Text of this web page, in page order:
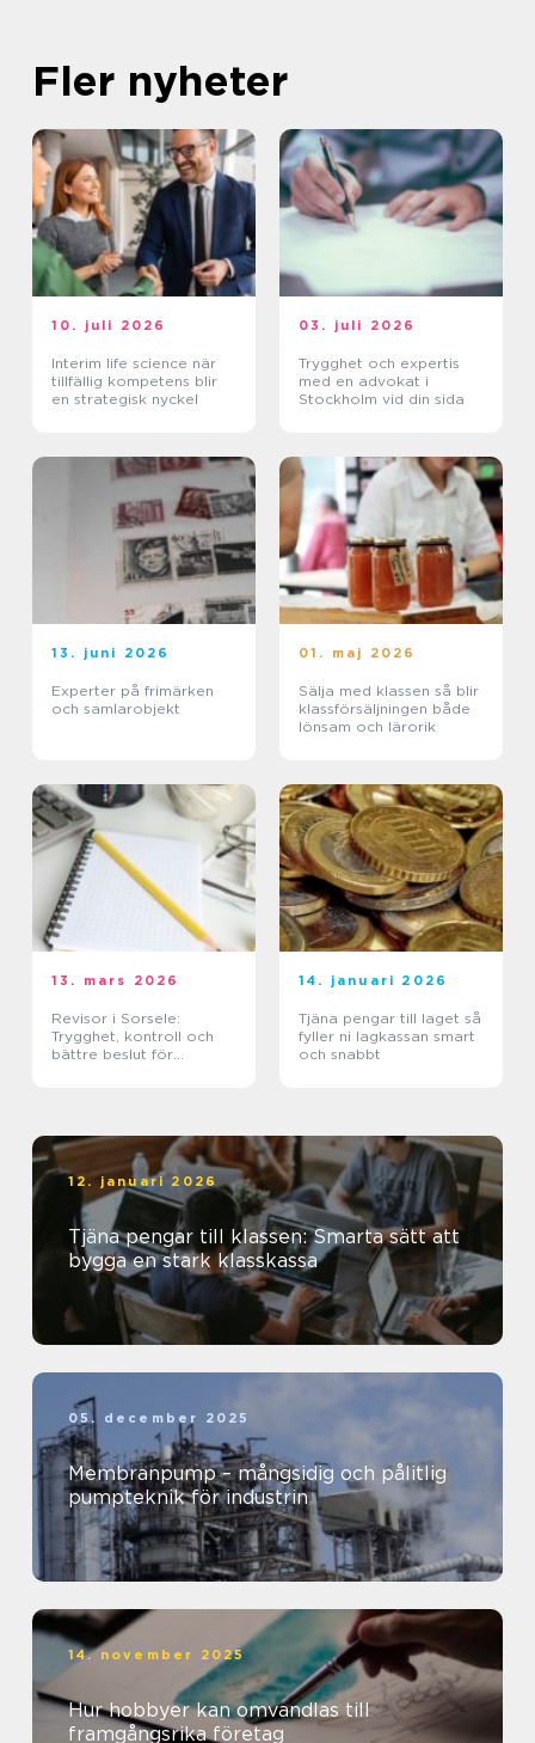
Fler nyheter
10. juli 2026
Interim life science när
tillfällig kompetens blir
en strategisk nyckel
03. juli 2026
Trygghet och expertis
med en advokat i
Stockholm vid din sida
13. juni 2026
Experter på frimärken
och samlarobjekt
01. maj 2026
Sälja med klassen så blir
klassförsäljningen både
lönsam och lärorik
13. mars 2026
Revisor i Sorsele:
Trygghet, kontroll och
bättre beslut för
14. januari 2026
Tjäna pengar till laget så
fyller ni lagkassan smart
och snabbt
12. januari 2026
Tjäna pengar till klassen: Smarta sätt att
bygga en stark klasskassa
05. december 2025
Membranpump – mångsidig och pålitlig
pumpteknik för industrin
14. november 2025
Hur hobbyer kan omvandlas till
framgångsrika företag